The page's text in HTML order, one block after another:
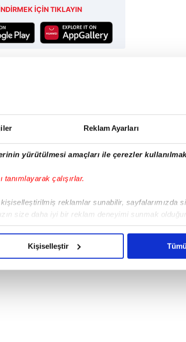
Reklam Ayarları
yürütülmesi amaçları ile çerezler
tanımlayarak çalışırlar.
reklamlar sunabilir, sayfalarımızda
size daha iyi bir reklam deneyimi sunmak
gösterdiğimizi ve bu noktada, reklamların
Kişiselleştir
İÇİN TIKLAYIN